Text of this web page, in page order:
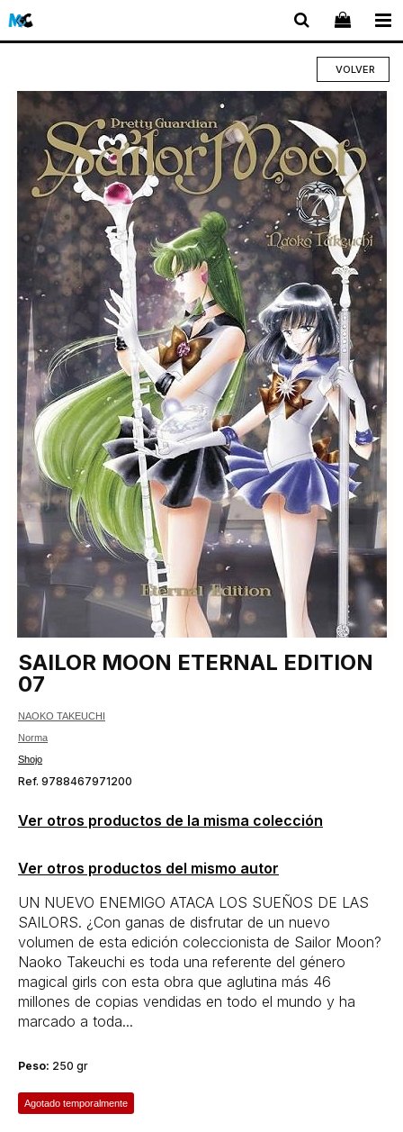
VOLVER
SAILOR MOON ETERNAL EDITION
07
NAOKO TAKEUCHI
Norma
Shojo
Ref. 9788467971200
Ver otros productos de la misma colección
Ver otros productos del mismo autor
UN NUEVO ENEMIGO ATACA LOS SUEÑOS DE LAS
SAILORS. ¿Con ganas de disfrutar de un nuevo
volumen de esta edición coleccionista de Sailor Moon?
Naoko Takeuchi es toda una referente del género
magical girls con esta obra que aglutina más 46
millones de copias vendidas en todo el mundo y ha
marcado a toda...
Peso: 250 gr
Agotado temporalmente